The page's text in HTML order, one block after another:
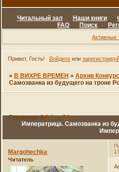
Читальный зал Наши книги
FAQ
Поиск
Активные
Привет, Гость! Войдитеили
» В ВИХРЕ ВРЕМЕН » Архив
Самозванка из будущего на троне
Императрица. Самозванка из
Страница:1 2 3 … 50 »
Margohechka
Читатель